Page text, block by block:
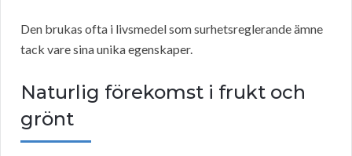
Den brukas ofta i livsmedel som surhetsreglerande ämne
tack vare sina unika egenskaper.
Naturlig förekomst i frukt och
grönt